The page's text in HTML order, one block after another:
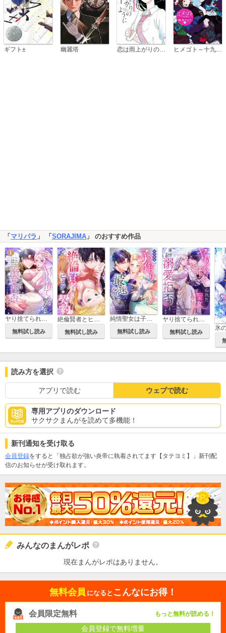
ギフト± 幽麗塔
「マリパラ 」 「SORAJIMA 」 のおすすめ作品
ヤり捨てられた聖女は、来世では溺愛拒否することを誓います【フルカラー電子単行本版】
無料試し読み 無料試し読み
純情聖女は子作り最速ルートを目指します！【フルカラー】【タテヨミ】
無料試し読み
無料試し読み
読み方を選択
アプリで読む ウェブで読む
専用アプリのダウンロード
サクサクまんがを読めて多機能！
新刊通知を受け取る
会員登録をすると「独占欲が強い炎帝に執着されてます【タテヨミ】」新刊配
信のお知らせが受け取れます。
みんなのまんがレポ
現在まんがレポはありません。
無料会員 になると こんなにお得！
会員限定無料 もっと無料が読める！
会員登録で無料増量